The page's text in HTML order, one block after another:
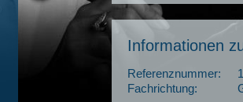
Informationen
Referenznummer:
Fachrichtung: